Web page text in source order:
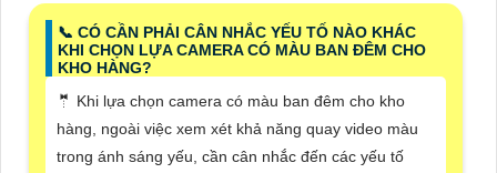
📞 CÓ CẦN PHẢI CÂN NHẮC YẾU TỐ NÀO KHÁC
KHI CHỌN LỰA CAMERA CÓ MÀU BAN ĐÊM CHO
KHO HÀNG?
🤵 Khi lựa chọn camera có màu ban đêm cho kho
hàng, ngoài việc xem xét khả năng quay video màu
trong ánh sáng yếu, cần cân nhắc đến các yếu tố